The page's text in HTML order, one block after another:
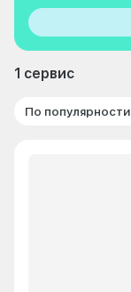
1 сервис
По популярности